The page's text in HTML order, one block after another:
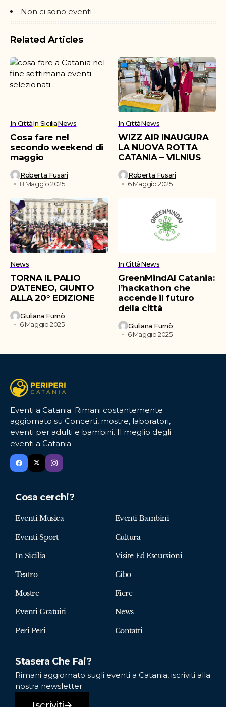
Non ci sono eventi
Related Articles
In CittàIn SiciliaNews
Cosa fare nel
secondo weekend di
maggio
Roberta Fusari
8 Maggio 2025
In CittàNews
WIZZ AIR INAUGURA
LA NUOVA ROTTA
CATANIA – VILNIUS
Roberta Fusari
6 Maggio 2025
News
TORNA IL PALIO
D’ATENEO, GIUNTO
ALLA 20° EDIZIONE
Giuliana Furnò
6 Maggio 2025
In CittàNews
GreenMindAI Catania:
l’hackathon che
accende il futuro
della città
Giuliana Furnò
6 Maggio 2025
Eventi a Catania. Rimani costantemente
aggiornato su Concerti, mostre, laboratori,
eventi per adulti e bambini. Il meglio degli
eventi a Catania
Cosa cerchi?
Eventi Musica Eventi Bambini
Eventi Sport Cultura
In Sicilia Visite Ed Escursioni
Teatro Cibo
Mostre Fiere
Eventi Gratuiti News
Peri Peri Contatti
Stasera Che Fai?
Rimani aggiornato sugli eventi a Catania, iscriviti alla
nostra newsletter.